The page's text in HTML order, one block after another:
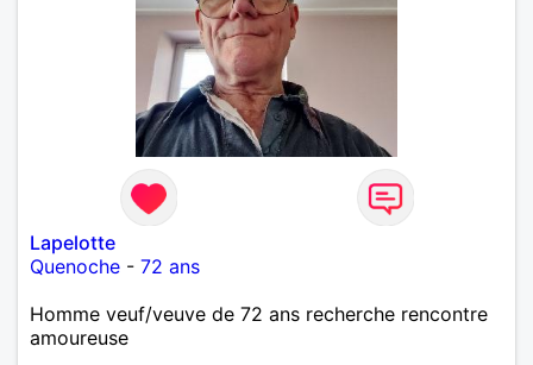
Lapelotte
Quenoche - 72 ans
Homme veuf/veuve de 72 ans recherche rencontre
amoureuse